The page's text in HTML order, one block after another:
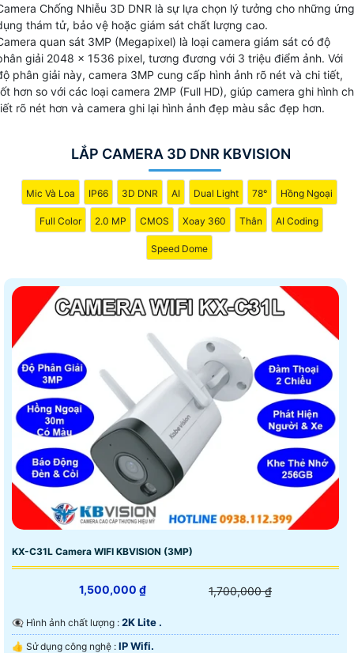
Chống Nhiễu 3D DNR là sự lựa chọn lý tưởng cho những ứng
thám tử, bảo vệ hoặc giám sát chất lượng cao.
quan sát 3MP (Megapixel) là loại camera giám sát có độ
giải 2048 x 1536 pixel, tương đương với 3 triệu điểm ảnh. Với
phân giải này, camera 3MP cung cấp hình ảnh rõ nét và chi tiết,
hơn so với các loại camera 2MP (Full HD), giúp camera ghi hình
rõ nét hơn và camera ghi lại hình ảnh đẹp màu sắc đẹp hơn.
LẮP CAMERA 3D DNR KBVISION
Mic Và Loa IP66 3D DNR AI Dual Light 78° Hồng Ngoại
Full Color 2.0 MP CMOS Xoay 360 Thân AI Coding
Speed Dome
KX-C31L Camera WIFI KBVISION (3MP)
1,500,000 ₫ 1,700,000 ₫
👁️‍🗨 Hình ảnh chất lượng : 2K Lite .
👍 Sử dụng công nghệ : IP Wifi.